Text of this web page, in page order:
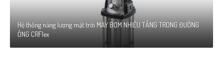
Hệ thống năng lượng mặt trời MÁY BƠM NHIỀU TẦNG TRONG ĐƯỜNG
ỐNG CRFlex